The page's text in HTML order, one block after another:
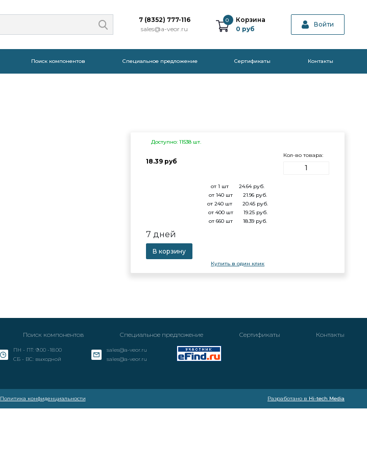
7 (8352) 777-116
sales@a-veor.ru
0
Корзина
0 руб
Войти
Поиск компонентов Специальное предложение Cертификаты Контакты
Доступно: 11538 шт.
18.39 руб
Кол-во товара:
от 1 шт 24.64руб.
от 140 шт
21.96руб.
от 240 шт
20.45 руб.
от 400 шт
19.25руб.
от 660 шт
18.39руб.
7 дней
В корзину
Купить в один клик
Поиск компонентов Специальное предложение Cертификаты Контакты
ПН - ПТ: 9.00 -18.00
СБ - ВС: выходной
sales@a-veor.ru
sales@a-veor.ru
Политика конфиденциальности Разработано в Hi-tech Media